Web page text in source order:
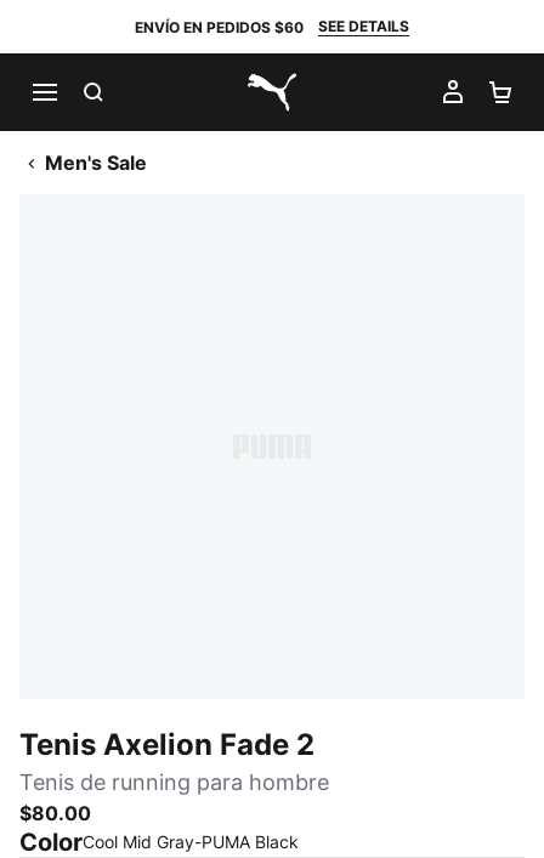
ENVÍO EN PEDIDOS $60 SEE DETAILS
PUMA.com
MI
Men's Sale
Tenis Axelion Fade 2
Tenis de running para hombre
$80.00
ColorCool Mid Gray-PUMA Black